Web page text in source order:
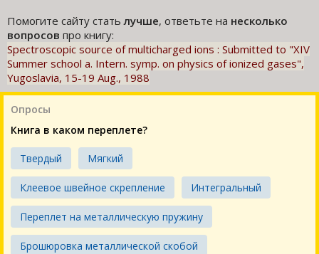
Помогите сайту статьлучше, ответьте на несколько
вопросов про книгу:
Spectroscopic source of multicharged ions : Submitted to "XIV
Summer school a. Intern. symp. on physics of ionized gases",
Yugoslavia, 15-19 Aug., 1988
Опросы
Книга в каком переплете?
Твердый Мягкий
Клеевое швейное скрепление Интегральный
Переплет на металлическую пружину
Брошюровка металлической скобой